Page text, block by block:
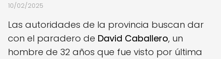
10/02/2025
Las autoridades de la provincia buscan dar
con el paradero de David Caballero, un
hombre de 32 años que fue visto por última